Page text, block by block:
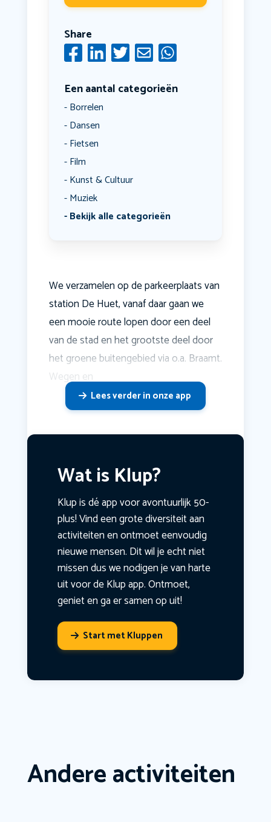
Share
Een aantal categorieën
Borrelen
Dansen
Fietsen
Film
Kunst & Cultuur
Muziek
Bekijk alle categorieën
We verzamelen op de parkeerplaats van
station De Huet, vanaf daar gaan we
een mooie route lopen door een deel
van de stad en het grootste deel door
het groene buitengebied via o.a. Braamt.
Wegen en
Lees verder in onze app
Wat is Klup?
Klup is dé app voor avontuurlijk 50-
plus! Vind een grote diversiteit aan
activiteiten en ontmoet eenvoudig
nieuwe mensen. Dit wil je echt niet
missen dus we nodigen je van harte
uit voor de Klup app. Ontmoet,
geniet en ga er samen op uit!
Start met Kluppen
Andere activiteiten